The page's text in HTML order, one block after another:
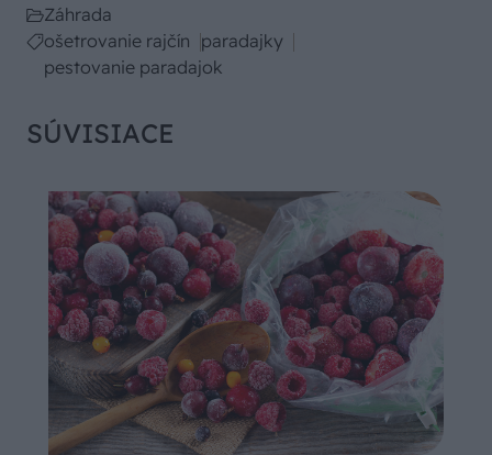
Záhrada
ošetrovanie rajčín paradajky
pestovanie paradajok
SÚVISIACE